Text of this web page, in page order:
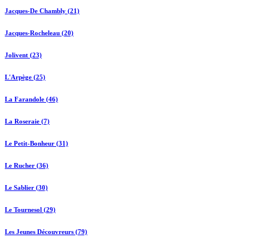
Jacques-De Chambly (21)
Jacques-Rocheleau (20)
Jolivent (23)
L'Arpège (25)
La Farandole (46)
La Roseraie (7)
Le Petit-Bonheur (31)
Le Rucher (36)
Le Sablier (30)
Le Tournesol (29)
Les Jeunes Découvreurs (79)